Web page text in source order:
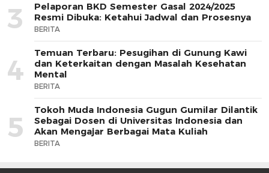
3
Pelaporan BKD Semester Gasal 2024/2025
Resmi Dibuka: Ketahui Jadwal dan Prosesnya
BERITA
4
Temuan Terbaru: Pesugihan di Gunung Kawi
dan Keterkaitan dengan Masalah Kesehatan
Mental
BERITA
5
Tokoh Muda Indonesia Gugun Gumilar Dilantik
Sebagai Dosen di Universitas Indonesia dan
Akan Mengajar Berbagai Mata Kuliah
BERITA